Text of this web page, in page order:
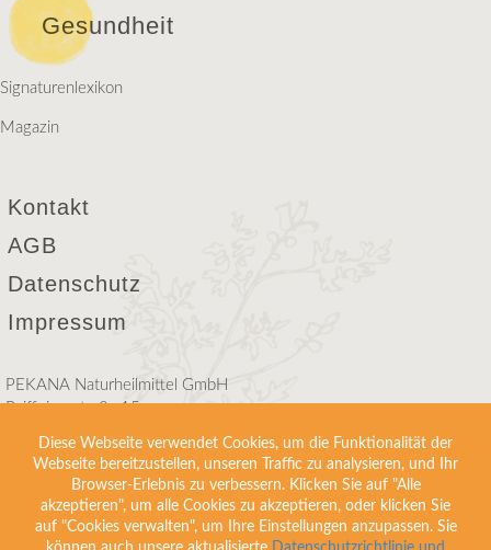
Diese Webseite verwendet Cookies, um die Funktionalität der
Webseite bereitzustellen, unseren Traffic zu analysieren, und Ihr
Browser-Erlebnis zu verbessern. Klicken Sie auf "Alle
akzeptieren", um alle Cookies zu akzeptieren, oder klicken Sie
auf "Cookies verwalten", um Ihre Einstellungen anzupassen. Sie
Gesundheit
Signaturenlexikon
Magazin
Kontakt
AGB
Datenschutz
Impressum
PEKANA Naturheilmittel GmbH
Raiffeisenstraße 15
Telefon +49(0)75 63 9 11 60
info@pekana.com